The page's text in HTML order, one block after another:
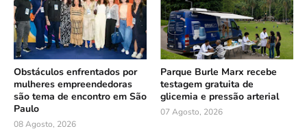
Obstáculos enfrentados por
mulheres empreendedoras
são tema de encontro em São
Paulo
08 Agosto, 2026
Parque Burle Marx recebe
testagem gratuita de
glicemia e pressão arterial
07 Agosto, 2026